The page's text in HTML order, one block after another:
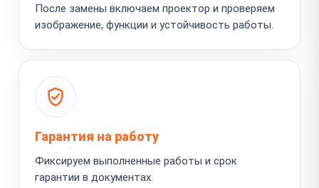
После замены включаем проектор и проверяем
изображение, функции и устойчивость работы.
Гарантия на работу
Фиксируем выполненные работы и срок
гарантии в документах.